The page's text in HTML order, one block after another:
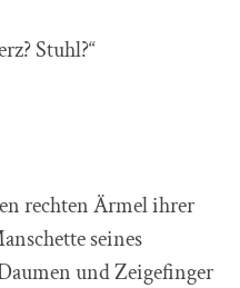
Stuhl?“
rechten Ärmel ihrer
seines
und Zeigefinger